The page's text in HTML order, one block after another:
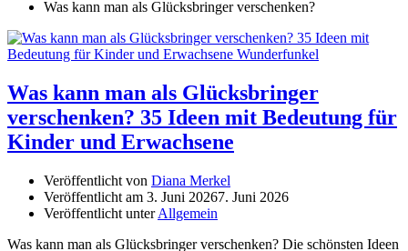
Was kann man als Glücksbringer verschenken?
Was kann man als Glücksbringer
verschenken? 35 Ideen mit Bedeutung für
Kinder und Erwachsene
Veröffentlicht von Diana Merkel
Veröffentlicht am 3. Juni 20267. Juni 2026
Veröffentlicht unterAllgemein
Was kann man als Glücksbringer verschenken? Die schönsten Ideen